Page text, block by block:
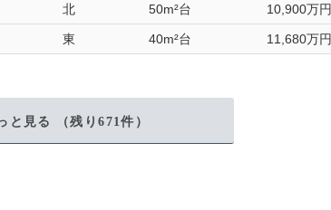
北 50m²台 10,900万円
東 40m²台 11,680万円
もっと見る （残り671件）